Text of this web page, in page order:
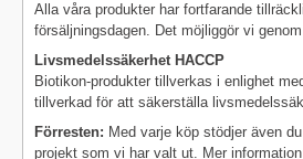
Alla våra produkter har fortfarande
försäljningsdagen. Det möjliggör vi
Livsmedelssäkerhet HACCP
Biotikon-produkter tillverkas i enlighet
tillverkad för att säkerställa
Förresten: Med varje köp stödjer även
projekt som vi har valt ut. Mer